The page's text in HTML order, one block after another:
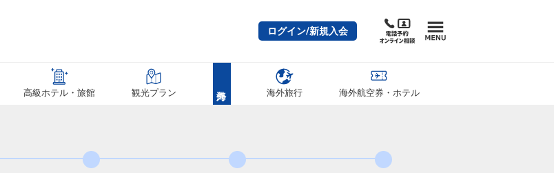
ログイン/新規入会
高級ホテル・旅館 観光プラン 海外旅行 海外航空券・ホテル